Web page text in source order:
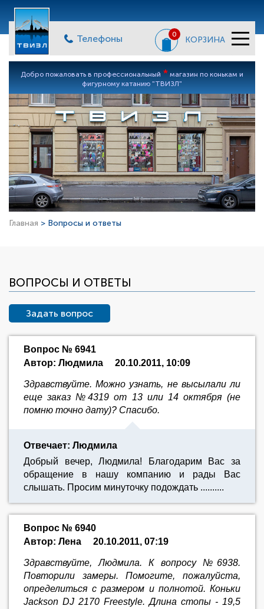
Телефоны 0
КОРЗИНА
Добро пожаловать в профессиональный * магазин по конькам и
фигурному катанию "ТВИЗЛ"
Главная > Вопросы и ответы
ВОПРОСЫ И ОТВЕТЫ
Задать вопрос
Вопрос № 6941
Автор: Людмила
20.10.2011, 10:09
Здравствуйте. Можно узнать, не высылали ли
еще заказ №4319 от 13 или 14 октября (не
помню точно дату)? Спасибо.
Отвечает: Людмила
Добрый вечер, Людмила! Благодарим Вас за
обращение в нашу компанию и рады Вас
слышать. Просим минуточку подождать ..........
Вопрос № 6940
Автор: Лена
20.10.2011, 07:19
Здравствуйте, Людмила. К вопросу №6938.
Повторили замеры. Помогите, пожалуйста,
определиться с размером и полнотой. Коньки
Jackson DJ 2170 Freestyle. Длина стопы - 19,5